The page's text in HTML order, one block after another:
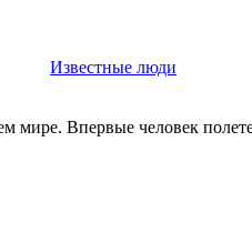
Известные люди
мире. Впервые человек